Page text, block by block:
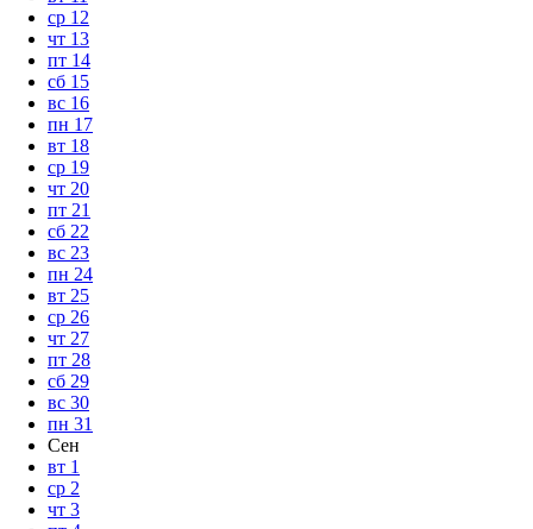
ср 12
чт 13
пт 14
сб 15
вс 16
пн 17
вт 18
ср 19
чт 20
пт 21
сб 22
вс 23
пн 24
вт 25
ср 26
чт 27
пт 28
сб 29
вс 30
пн 31
Сен
вт 1
ср 2
чт 3